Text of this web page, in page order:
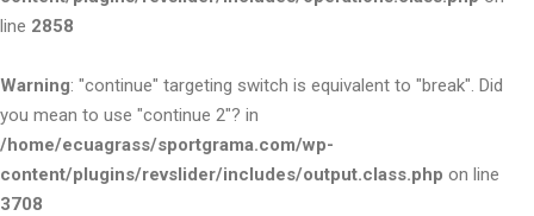
line 2858
Warning: "continue" targeting switch is equivalent to "break". Did
you mean to use "continue 2"? in
/home/ecuagrass/sportgrama.com/wp-
content/plugins/revslider/includes/output.class.php on line
3708